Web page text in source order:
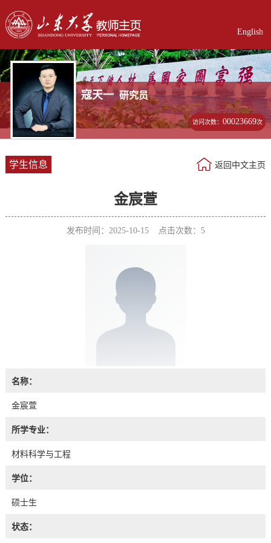
English
寇天一 研究员
访问次数：00023669次
学生信息 返回中文主页
金宸萱
发布时间：2025-10-15 点击次数： 5
名称：
金宸萱
所学专业：
材料科学与工程
学位：
硕士生
状态：